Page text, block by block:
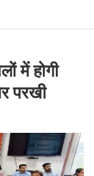
में होगी
परखी